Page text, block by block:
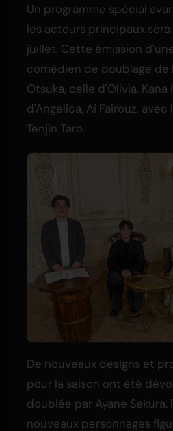
Un programme spécial
les acteurs principaux
juillet. Cette émission
comédien de doublage de
Otsuka, celle d'Olivia,
d'Angelica, Ai Fairouz,
Tenjin Taro.
De nouveaux designs et
pour la saison ont été
doublée par Ayane Sakura.
nouveaux personnages